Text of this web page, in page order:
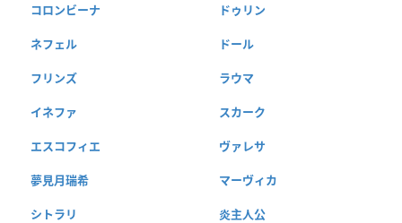
コロンビーナ ドゥリン
ネフェル ドール
フリンズ ラウマ
イネファ スカーク
エスコフィエ ヴァレサ
夢見月瑞希 マーヴィカ
シトラリ 炎主人公